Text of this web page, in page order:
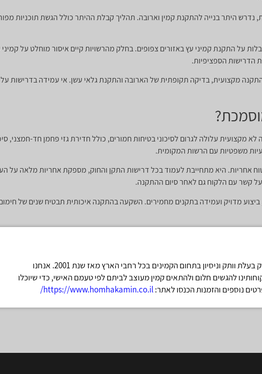
נדרש היתר בנייה להתקנת קמין וארובה. תהליך קבלת ההיתר כולל הגשת תוכניות
על התקנת קמיני עץ באזורים צפופים. בחלק מהרשויות קיים איסור מוחלט על קמיני
הדרישות הספציפיות.
התקנה מקצועית, בדיקה תקופתית של הארובה והתקנת גלאי עשן. אי עמידה בדרישות
עלולה לגרום לסיכוני בטיחות חמורים, כולל חדירת גזי פחמן חד-חמצני,
משפטיות עם הרשות המקומית.
אחריות. היא מתחייבת לעמוד בכל דרישות התקן והחוק, מספקת אחריות מלאה על
קשר עם הלקוח גם לאחר סיום ההתקנה.
מדויק ועמידה בתקנים מחמירים. השקעה בהתקנה איכותית תבטיח שנים של
חום הקמין הינה חברת בוטיק בעלת וותק וניסיון בתחום הקמינים בכל רחבי הארץ מאז שנת 2001. אנחנו
להגשים חלום ולהתאים קמין מעוצב לביתם לפי טעמם האישי, כדי שיוכלו
נוספים והזמנות הכנסו לאתר:https://www.homhakamin.co.il/